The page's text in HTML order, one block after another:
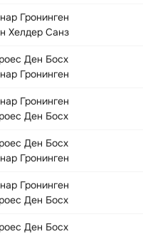
Гронинген
Хелдер Санз
Ден Босх
Гронинген
Гронинген
Ден Босх
Ден Босх
Гронинген
Гронинген
Ден Босх
Ден Босх